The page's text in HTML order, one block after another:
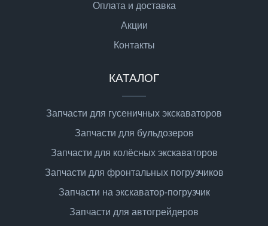
Оплата и доставка
Акции
Контакты
КАТАЛОГ
Запчасти для гусеничных экскаваторов
Запчасти для бульдозеров
Запчасти для колёсных экскаваторов
Запчасти для фронтальных погрузчиков
Запчасти на экскаватор-погрузчик
Запчасти для автогрейдеров